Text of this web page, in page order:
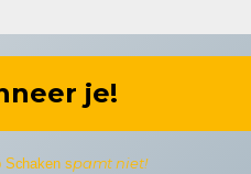
Schaken spamt niet!